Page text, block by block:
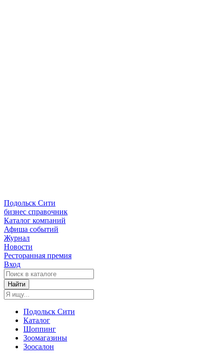
Подольск Сити
бизнес справочник
Каталог компаний
Афиша событий
Журнал
Новости
Ресторанная премия
Вход
Найти
Подольск Сити
Каталог
Шоппинг
Зоомагазины
Зоосалон